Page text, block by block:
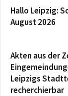
Hallo Leipzig:
August 2026
Akten aus der
Leipzigs
recherchierbar